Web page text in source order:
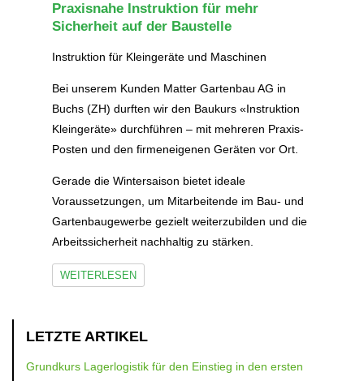
Praxisnahe Instruktion für mehr
Sicherheit auf der Baustelle
Instruktion für Kleingeräte und Maschinen
Bei unserem Kunden Matter Gartenbau AG in
Buchs (ZH) durften wir den Baukurs «Instruktion
Kleingeräte» durchführen – mit mehreren Praxis-
Posten und den firmeneigenen Geräten vor Ort.
Gerade die Wintersaison bietet ideale
Voraussetzungen, um Mitarbeitende im Bau- und
Gartenbaugewerbe gezielt weiterzubilden und die
Arbeitssicherheit nachhaltig zu stärken.
WEITERLESEN
LETZTE ARTIKEL
Grundkurs Lagerlogistik für den Einstieg in den ersten